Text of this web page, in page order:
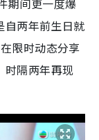
期间更一度爆
两年前生日就
限时动态分享
隔两年再现